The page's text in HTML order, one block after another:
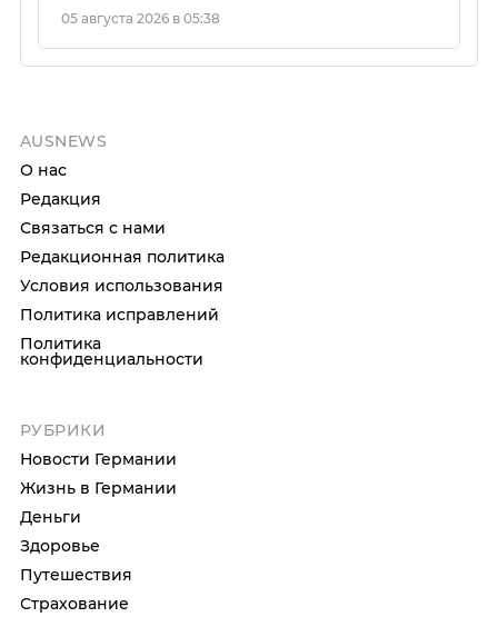
05 августа 2026 в 05:38
AUSNEWS
О нас
Редакция
Связаться с нами
Редакционная политика
Условия использования
Политика исправлений
Политика
конфиденциальности
РУБРИКИ
Новости Германии
Жизнь в Германии
Деньги
Здоровье
Путешествия
Страхование